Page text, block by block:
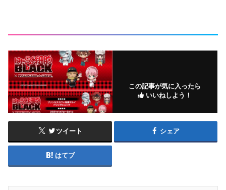
この記事が気に入ったら
いいねしよう！
ツイート シェア
はてブ